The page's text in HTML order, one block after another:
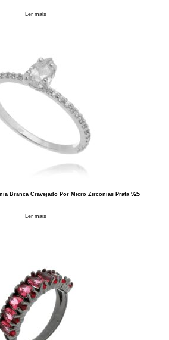
Ler mais
Branca Cravejado Por Micro Zirconias Prata 925
Ler mais